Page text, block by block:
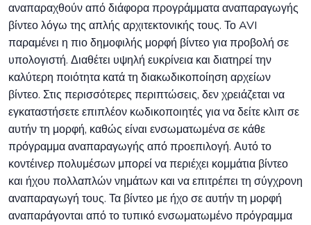
αναπαραχθούν από διάφορα προγράμματα αναπαραγωγής
βίντεο λόγω της απλής αρχιτεκτονικής τους. Το AVI
παραμένει η πιο δημοφιλής μορφή βίντεο για προβολή σε
υπολογιστή. Διαθέτει υψηλή ευκρίνεια και διατηρεί την
καλύτερη ποιότητα κατά τη διακωδικοποίηση αρχείων
βίντεο. Στις περισσότερες περιπτώσεις, δεν χρειάζεται να
εγκαταστήσετε επιπλέον κωδικοποιητές για να δείτε κλιπ σε
αυτήν τη μορφή, καθώς είναι ενσωματωμένα σε κάθε
πρόγραμμα αναπαραγωγής από προεπιλογή. Αυτό το
κοντέινερ πολυμέσων μπορεί να περιέχει κομμάτια βίντεο
και ήχου πολλαπλών νημάτων και να επιτρέπει τη σύγχρονη
αναπαραγωγή τους. Τα βίντεο με ήχο σε αυτήν τη μορφή
αναπαράγονται από το τυπικό ενσωματωμένο πρόγραμμα